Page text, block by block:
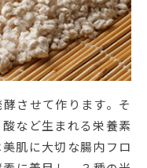
させて作ります。そ
など生まれる栄養素
肌に大切な腸内フロ